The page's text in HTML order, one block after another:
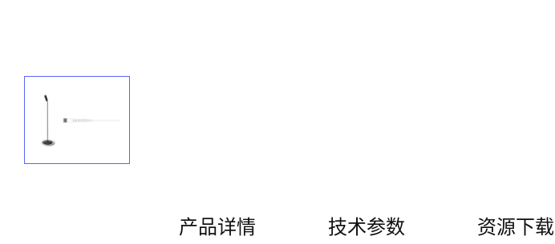
产品详情 技术参数 资源下载